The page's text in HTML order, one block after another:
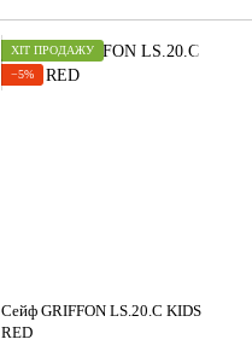
ХІТ ПРОДАЖУ
−5%
Сейф GRIFFON LS.20.С KIDS
RED